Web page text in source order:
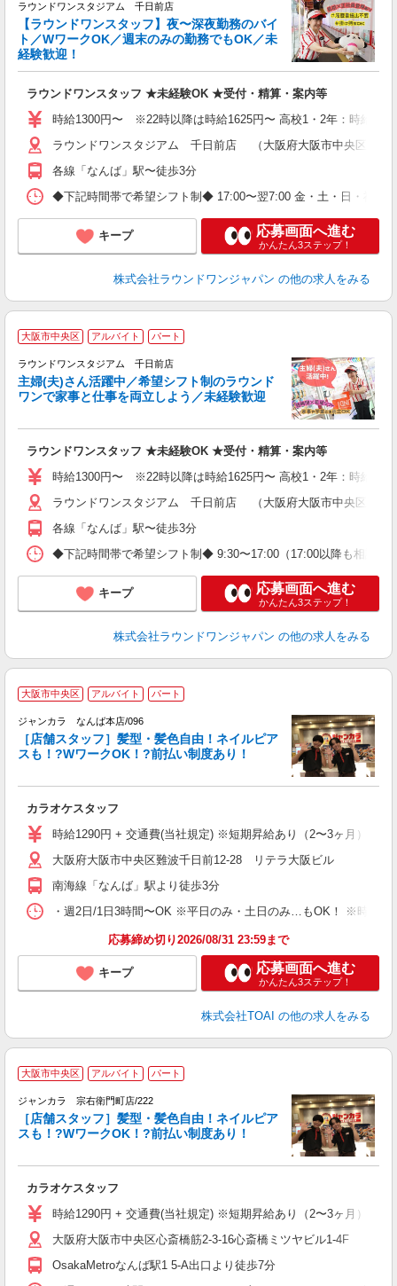
ラウンドワンスタジアム 千日前店
【ラウンドワンスタッフ】夜〜深夜勤務のバイ
ト／WワークOK／週末のみの勤務でもOK／未
経験歓迎！
ラウンドワンスタッフ ★未経験OK ★受付・精算・案内等
時給1300円〜 ※22時以降は時給1625円〜 高校1・2年：時給
ラウンドワンスタジアム 千日前店 （大阪府大阪市中央区難波1
各線「なんば」駅〜徒歩3分
◆下記時間帯で希望シフト制◆ 17:00〜翌7:00 金・土・日・祝前
キープ 応募画面へ進む
かんたん3ステップ！
株式会社ラウンドワンジャパン の他の求人をみる
大阪市中央区 アルバイト パート
ラウンドワンスタジアム 千日前店
主婦(夫)さん活躍中／希望シフト制のラウンド
ワンで家事と仕事を両立しよう／未経験歓迎
ラウンドワンスタッフ ★未経験OK ★受付・精算・案内等
時給1300円〜 ※22時以降は時給1625円〜 高校1・2年：時給
ラウンドワンスタジアム 千日前店 （大阪府大阪市中央区難波1
各線「なんば」駅〜徒歩3分
◆下記時間帯で希望シフト制◆ 9:30〜17:00（17:00以降も相談
キープ 応募画面へ進む
かんたん3ステップ！
株式会社ラウンドワンジャパン の他の求人をみる
大阪市中央区 アルバイト パート
ジャンカラ なんば本店/096
［店舗スタッフ］髪型・髪色自由！ネイルピア
スも！?WワークOK！?前払い制度あり！
カラオケスタッフ
時給1290円 + 交通費(当社規定) ※短期昇給あり（2〜3ヶ月）
大阪府大阪市中央区難波千日前12-28 リテラ大阪ビル
南海線「なんば」駅より徒歩3分
・週2日/1日3時間〜OK ※平日のみ・土日のみ…もOK！ ※時短勤
応募締め切り2026/08/31 23:59まで
キープ 応募画面へ進む
かんたん3ステップ！
株式会社TOAI の他の求人をみる
大阪市中央区 アルバイト パート
ジャンカラ 宗右衛門町店/222
［店舗スタッフ］髪型・髪色自由！ネイルピア
スも！?WワークOK！?前払い制度あり！
カラオケスタッフ
時給1290円 + 交通費(当社規定) ※短期昇給あり（2〜3ヶ月）
大阪府大阪市中央区心斎橋筋2-3-16心斎橋ミツヤビル1-4F
OsakaMetroなんば駅1 5-A出口より徒歩7分